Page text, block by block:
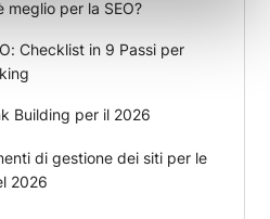
meglio per la SEO?
Checklist in 9 Passi per
Building per il 2026
di gestione dei siti per le
2026